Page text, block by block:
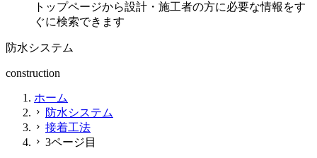
トップページから設計・施工者の方に必要な情報をす
ぐに検索できます
防水システム
construction
ホーム
chevron_right 防水システム
chevron_right 接着工法
chevron_right 3ページ目